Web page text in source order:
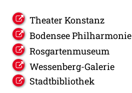
Theater Konstanz
Bodensee Philharmonie
Rosgartenmuseum
Wessenberg-Galerie
Stadtbibliothek